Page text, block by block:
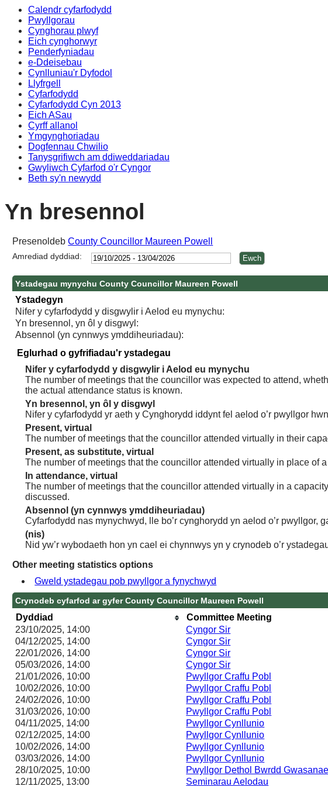
Calendr cyfarfodydd
Pwyllgorau
Cynghorau plwyf
Eich cynghorwyr
Penderfyniadau
e-Ddeisebau
Cynlluniau'r Dyfodol
Llyfrgell
Cyfarfodydd
Cyfarfodydd Cyn 2013
Eich ASau
Cyrff allanol
Ymgynghoriadau
Dogfennau Chwilio
Tanysgrifiwch am ddiweddariadau
Gwyliwch Cyfarfod o'r Cyngor
Beth sy'n newydd
Yn bresennol
PresenoldebCounty Councillor Maureen Powell
Amrediad dyddiad:
Ystadegau mynychu County Councillor Maureen Powell
Ystadegyn
Nifer y cyfarfodydd y disgwylir i Aelod eu mynychu:
Yn bresennol, yn ôl y disgwyl:
Absennol (yn cynnwys ymddiheuriadau):
Eglurhad o gyfrifiadau'r ystadegau
Nifer y cyfarfodydd y disgwylir i Aelod eu mynychu
The number of meetings that the councillor was expected to attend,
the actual attendance status is known.
Yn bresennol, yn ôl y disgwyl
Nifer y cyfarfodydd yr aeth y Cynghorydd iddynt fel aelod o’r pwyllgor
Present, virtual
The number of meetings that the councillor attended virtually in their
Present, as substitute, virtual
The number of meetings that the councillor attended virtually in place of
In attendance, virtual
The number of meetings that the councillor attended virtually in a
discussed.
Absennol (yn cynnwys ymddiheuriadau)
Cyfarfodydd nas mynychwyd, lle bo’r cynghorydd yn aelod o’r pwyllgor,
(nis)
Nid yw’r wybodaeth hon yn cael ei chynnwys yn y crynodeb o’r
Other meeting statistics options
Gweld ystadegau pob pwyllgor a fynychwyd
Crynodeb cyfarfod ar gyfer County Councillor Maureen Powell
Dyddiad Committee Meeting
23/10/2025, 14:00
Cyngor Sir
04/12/2025, 14:00
Cyngor Sir
22/01/2026, 14:00
Cyngor Sir
05/03/2026, 14:00
Cyngor Sir
21/01/2026, 10:00
Pwyllgor Craffu Pobl
10/02/2026, 10:00
Pwyllgor Craffu Pobl
24/02/2026, 10:00
Pwyllgor Craffu Pobl
31/03/2026, 10:00
Pwyllgor Craffu Pobl
04/11/2025, 14:00
Pwyllgor Cynllunio
02/12/2025, 14:00
Pwyllgor Cynllunio
10/02/2026, 14:00
Pwyllgor Cynllunio
03/03/2026, 14:00
Pwyllgor Cynllunio
28/10/2025, 10:00
Pwyllgor Dethol Bwrdd
12/11/2025, 13:00
Seminarau Aelodau